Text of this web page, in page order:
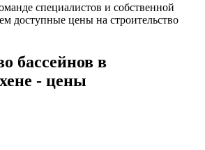
специалистов и собственной
доступные цены на строительство
бассейнов в
- цены